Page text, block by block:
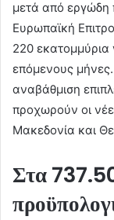
μετά από εργώδη
Ευρωπαϊκή
220 εκατομμύρια
επόμενους μήνες.
αναβάθμιση
προχωρούν οι
Μακεδονία και
Στα